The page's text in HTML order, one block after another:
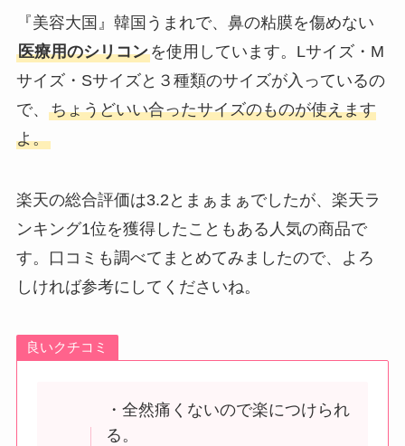
『美容大国』韓国うまれで、鼻の粘膜を傷めない
医療用のシリコンを使用しています。Lサイズ・M
サイズ・Sサイズと３種類のサイズが入っているの
で、 ちょうどいい合ったサイズのものが使えます
よ。
楽天の総合評価は3.2とまぁまぁでしたが、楽天ラ
ンキング1位を獲得したこともある人気の商品で
す。口コミも調べてまとめてみましたので、よろ
しければ参考にしてくださいね。
良いクチコミ
・全然痛くないので楽につけられ
る。